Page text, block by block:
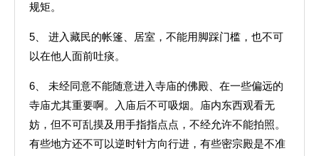
规矩。
5、 进入藏民的帐篷、居室，不能用脚踩门槛，也不可
以在他人面前吐痰。
6、 未经同意不能随意进入寺庙的佛殿、在一些偏远的
寺庙尤其重要啊。入庙后不可吸烟。庙内东西观看无
妨，但不可乱摸及用手指指点点，不经允许不能拍照。
有些地方还不可以逆时针方向行进，有些密宗殿是不准